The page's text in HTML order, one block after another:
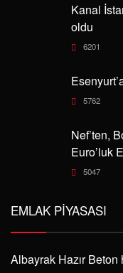
Kanal
oldu
6201
5762
Nef’ten,
Euro’luk
5047
EMLAK PIYASASI
Albayrak Hazır Beton